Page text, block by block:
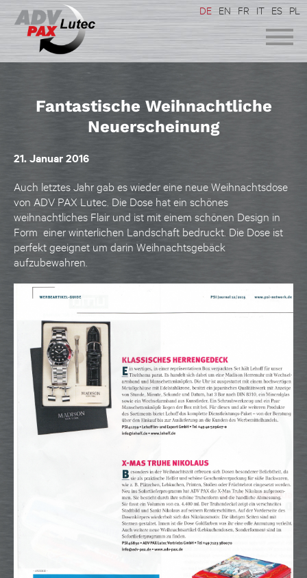
DE EN FR IT ES PL
Fantastische Weihnachtliche
Neuerscheinung
21. Januar 2016
Auch letztes Jahr gab es wieder eine neue Weihnachtsdose
von ADV PAX Lutec. Die Dose hat ein schönes
weihnachtliches Flair und ist mit einem schönen Design in
Form einer winterlichen Landschaft bedruckt. Die Dose ist
perfekt geeignet um darin Weihnachtsgebäck
aufzubewahren.